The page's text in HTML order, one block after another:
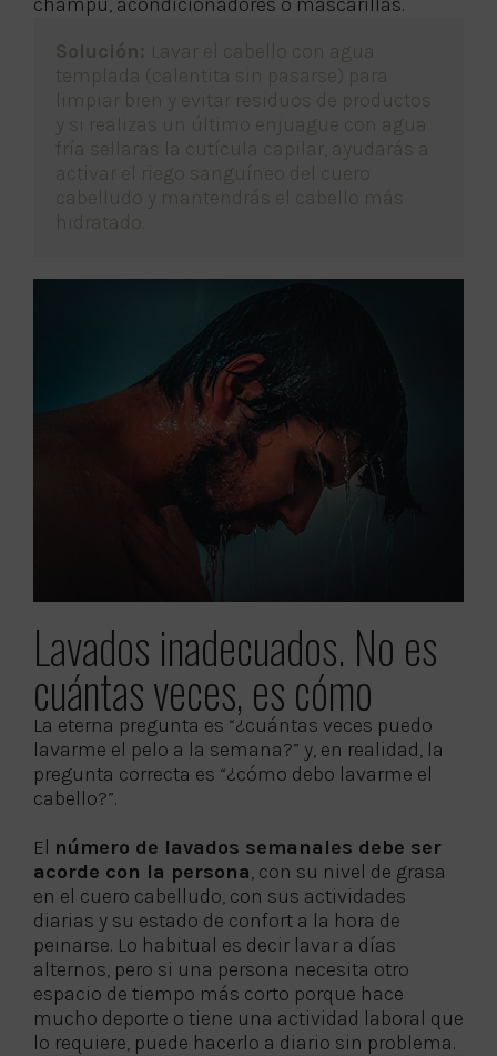
Solución: Lavar el cabello con agua
templada (calentita sin pasarse) para
limpiar bien y evitar residuos de productos
y si realizas un último enjuague con agua
fría sellaras la cutícula capilar, ayudarás a
activar el riego sanguíneo del cuero
cabelludo y mantendrás el cabello más
hidratado.
Lavados inadecuados. No es
cuántas veces, es cómo
La eterna pregunta es “¿cuántas veces puedo
lavarme el pelo a la semana?” y, en realidad, la
pregunta correcta es “¿cómo debo lavarme el
cabello?”.
El número de lavados semanales debe ser
acorde con la persona, con su nivel de grasa
en el cuero cabelludo, con sus actividades
diarias y su estado de confort a la hora de
peinarse. Lo habitual es decir lavar a días
alternos, pero si una persona necesita otro
espacio de tiempo más corto porque hace
mucho deporte o tiene una actividad laboral que
lo requiere, puede hacerlo a diario sin problema.